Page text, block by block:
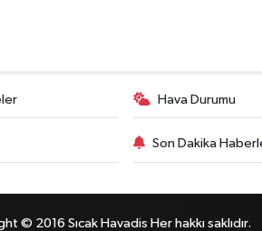
Hava Durumu
Son Dakika
© 2016 Sıcak Havadis Her hakkı saklıdır.